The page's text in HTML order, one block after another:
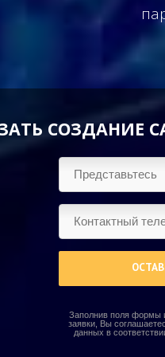
СОЗДАНИЕ
Заполнив поля формы
заявки, Вы
данных в